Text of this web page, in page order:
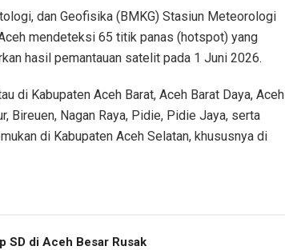
dan Geofisika (BMKG) Stasiun Meteorologi
mendeteksi 65 titik panas (hotspot) yang
hasil pemantauan satelit pada 1 Juni 2026.
di Kabupaten Aceh Barat, Aceh Barat Daya, Aceh
Bireuen, Nagan Raya, Pidie, Pidie Jaya, serta
di Kabupaten Aceh Selatan, khususnya di
SD di Aceh Besar Rusak